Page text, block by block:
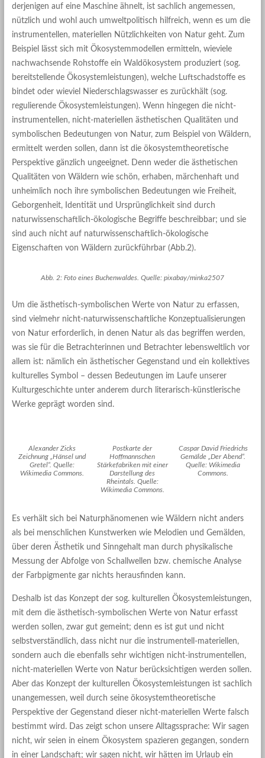
derjenigen auf eine Maschine ähnelt, ist sachlich angemessen,
nützlich und wohl auch umweltpolitisch hilfreich, wenn es um die
instrumentellen, materiellen Nützlichkeiten von Natur geht. Zum
Beispiel lässt sich mit Ökosystemmodellen ermitteln, wieviele
nachwachsende Rohstoffe ein Waldökosystem produziert (sog.
bereitstellende Ökosystemleistungen), welche Luftschadstoffe es
bindet oder wieviel Niederschlagswasser es zurückhält (sog.
regulierende Ökosystemleistungen). Wenn hingegen die nicht-
instrumentellen, nicht-materiellen ästhetischen Qualitäten und
symbolischen Bedeutungen von Natur, zum Beispiel von Wäldern,
ermittelt werden sollen, dann ist die ökosystemtheoretische
Perspektive gänzlich ungeeignet. Denn weder die ästhetischen
Qualitäten von Wäldern wie schön, erhaben, märchenhaft und
unheimlich noch ihre symbolischen Bedeutungen wie Freiheit,
Geborgenheit, Identität und Ursprünglichkeit sind durch
naturwissenschaftlich-ökologische Begriffe beschreibbar; und sie
sind auch nicht auf naturwissenschaftlich-ökologische
Eigenschaften von Wäldern zurückführbar (Abb.2).
Abb. 2: Foto eines Buchenwaldes. Quelle: pixabay/minka2507
Um die ästhetisch-symbolischen Werte von Natur zu erfassen,
sind vielmehr nicht-naturwissenschaftliche Konzeptualisierungen
von Natur erforderlich, in denen Natur als das begriffen werden,
was sie für die Betrachterinnen und Betrachter lebensweltlich vor
allem ist: nämlich ein ästhetischer Gegenstand und ein kollektives
kulturelles Symbol – dessen Bedeutungen im Laufe unserer
Kulturgeschichte unter anderem durch literarisch-künstlerische
Werke geprägt worden sind.
Alexander Zicks
Zeichnung „Hänsel und
Gretel“. Quelle:
Wikimedia Commons.
Postkarte der
Hoffmannschen
Stärkefabriken mit einer
Darstellung des
Rheintals. Quelle:
Wikimedia Commons.
Caspar David Friedrichs
Gemälde „Der Abend“.
Quelle: Wikimedia
Commons.
Es verhält sich bei Naturphänomenen wie Wäldern nicht anders
als bei menschlichen Kunstwerken wie Melodien und Gemälden,
über deren Ästhetik und Sinngehalt man durch physikalische
Messung der Abfolge von Schallwellen bzw. chemische Analyse
der Farbpigmente gar nichts herausfinden kann.
Deshalb ist das Konzept der sog. kulturellen Ökosystemleistungen,
mit dem die ästhetisch-symbolischen Werte von Natur erfasst
werden sollen, zwar gut gemeint; denn es ist gut und nicht
selbstverständlich, dass nicht nur die instrumentell-materiellen,
sondern auch die ebenfalls sehr wichtigen nicht-instrumentellen,
nicht-materiellen Werte von Natur berücksichtigen werden sollen.
Aber das Konzept der kulturellen Ökosystemleistungen ist sachlich
unangemessen, weil durch seine ökosystemtheoretische
Perspektive der Gegenstand dieser nicht-materiellen Werte falsch
bestimmt wird. Das zeigt schon unsere Alltagssprache: Wir sagen
nicht, wir seien in einem Ökosystem spazieren gegangen, sondern
in einer Landschaft; wir sagen nicht, wir hätten im Urlaub ein